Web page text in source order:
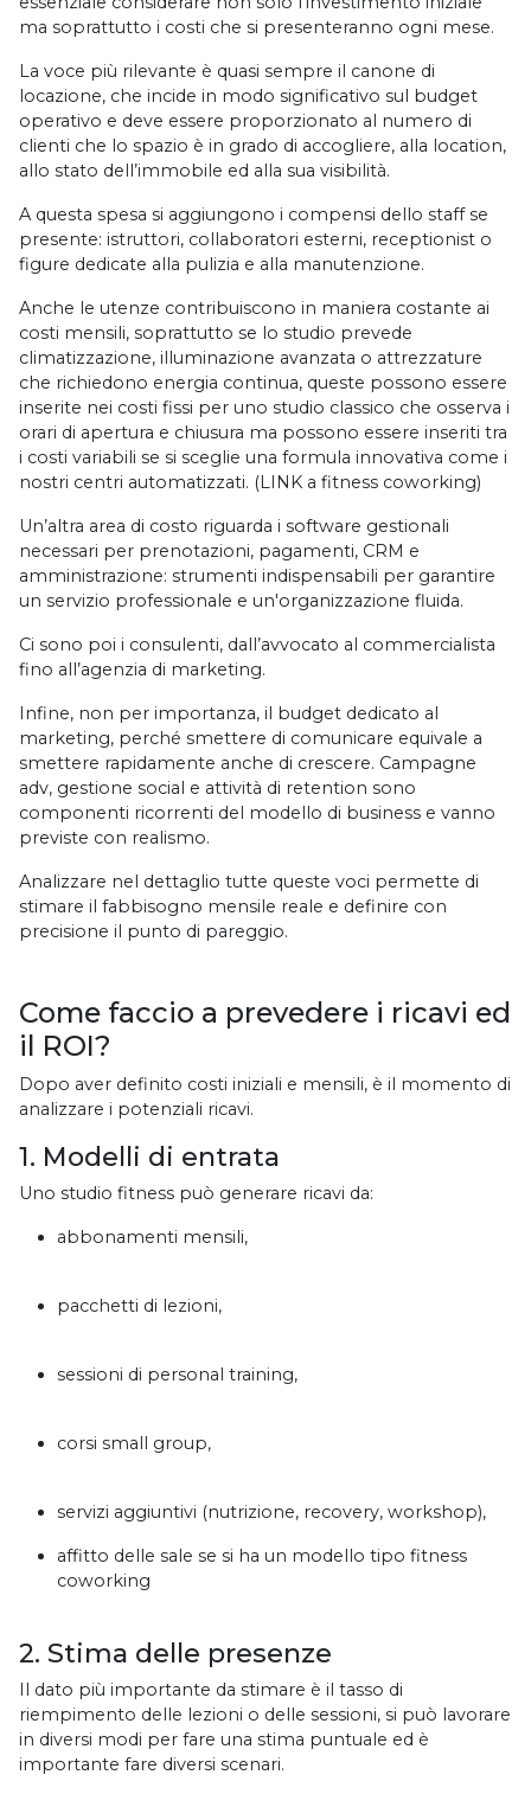
ma soprattutto i costi che si presenteranno ogni mese.
La voce più rilevante è quasi sempre il canone di
locazione, che incide in modo significativo sul budget
operativo e deve essere proporzionato al numero di
clienti che lo spazio è in grado di accogliere, alla location,
allo stato dell’immobile ed alla sua visibilità.
A questa spesa si aggiungono i compensi dello staff se
presente: istruttori, collaboratori esterni, receptionist o
figure dedicate alla pulizia e alla manutenzione.
Anche le utenze contribuiscono in maniera costante ai
costi mensili, soprattutto se lo studio prevede
climatizzazione, illuminazione avanzata o attrezzature
che richiedono energia continua, queste possono essere
inserite nei costi fissi per uno studio classico che osserva i
orari di apertura e chiusura ma possono essere inseriti tra
i costi variabili se si sceglie una formula innovativa come i
nostri centri automatizzati. (LINK a fitness coworking)
Un’altra area di costo riguarda i software gestionali
necessari per prenotazioni, pagamenti, CRM e
amministrazione: strumenti indispensabili per garantire
un servizio professionale e un'organizzazione fluida.
Ci sono poi i consulenti, dall’avvocato al commercialista
fino all’agenzia di marketing.
Infine, non per importanza, il budget dedicato al
marketing, perché smettere di comunicare equivale a
smettere rapidamente anche di crescere. Campagne
adv, gestione social e attività di retention sono
componenti ricorrenti del modello di business e vanno
previste con realismo.
Analizzare nel dettaglio tutte queste voci permette di
stimare il fabbisogno mensile reale e definire con
precisione il punto di pareggio.
Come faccio a prevedere i ricavi ed
il ROI?
Dopo aver definito costi iniziali e mensili, è il momento di
analizzare i potenziali ricavi.
1. Modelli di entrata
Uno studio fitness può generare ricavi da:
abbonamenti mensili,
pacchetti di lezioni,
sessioni di personal training,
corsi small group,
servizi aggiuntivi (nutrizione, recovery, workshop),
affitto delle sale se si ha un modello tipo fitness
coworking
2. Stima delle presenze
Il dato più importante da stimare è il tasso di
riempimento delle lezioni o delle sessioni, si può lavorare
in diversi modi per fare una stima puntuale ed è
importante fare diversi scenari.